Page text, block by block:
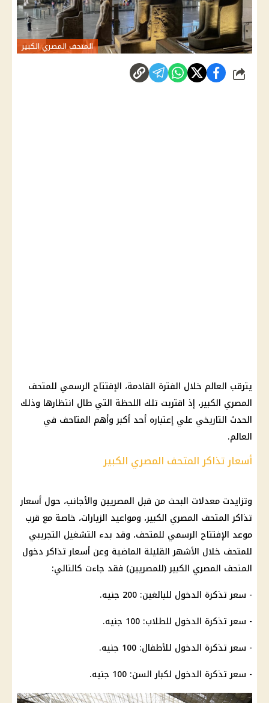
المتحف المصري الكبير
شارك
يترقب العالم خلال الفترة القادمة، الإفتتاح الرسمي للمتحف
المصري الكبير، إذ اقتربت تلك اللحظة التي طال انتظارها وذلك
الحدث التاريخي علي إعتباره أحد أكبر وأهم المتاحف في
العالم.
أسعار تذاكر المتحف المصري الكبير
وتزايدت معدلات البحث من قبل المصريين والأجانب، حول أسعار
تذاكر المتحف المصري الكبير، ومواعيد الزيارات، خاصة مع قرب
موعد الإفتتاح الرسمي للمتحف، وقد بدء التشغيل التجريبي
للمتحف خلال الأشهر القليلة الماضية وعن أسعار تذاكر دخول
المتحف المصري الكبير (للمصريين) فقد جاءت كالتالي:
- سعر تذكرة الدخول للبالغين: 200 جنيه.
- سعر تذكرة الدخول للطلاب: 100 جنيه.
- سعر تذكرة الدخول للأطفال: 100 جنيه.
- سعر تذكرة الدخول لكبار السن: 100 جنيه.